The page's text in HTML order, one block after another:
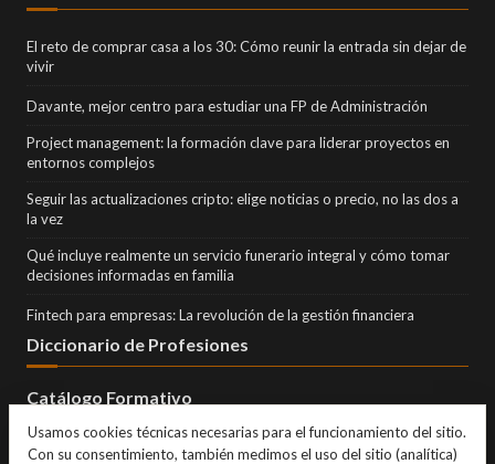
El reto de comprar casa a los 30: Cómo reunir la entrada sin dejar de
vivir
Davante, mejor centro para estudiar una FP de Administración
Project management: la formación clave para liderar proyectos en
entornos complejos
Seguir las actualizaciones cripto: elige noticias o precio, no las dos a
la vez
Qué incluye realmente un servicio funerario integral y cómo tomar
decisiones informadas en familia
Fintech para empresas: La revolución de la gestión financiera
Diccionario de Profesiones
Catálogo Formativo
Usamos cookies técnicas necesarias para el funcionamiento del sitio.
Con su consentimiento, también medimos el uso del sitio (analítica)